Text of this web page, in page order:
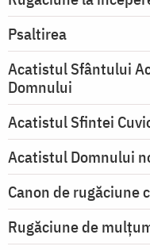
Psaltirea
Acatistul Sfântului
Domnului
Acatistul Sfintei
Acatistul Domnului
Canon de rugăciune
Rugăciune de